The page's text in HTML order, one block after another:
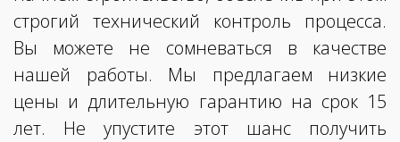
строгий технический контроль процесса.
Вы можете не сомневаться в качестве
нашей работы. Мы предлагаем низкие
цены и длительную гарантию на срок 15
лет. Не упустите этот шанс получить